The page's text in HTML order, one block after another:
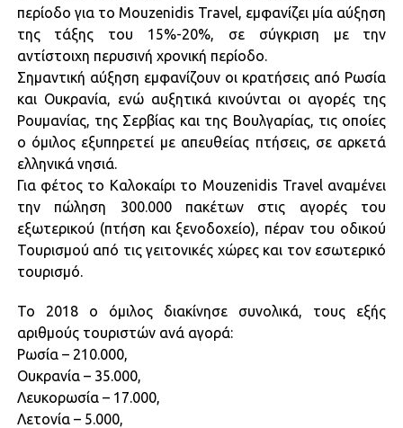
περίοδο για το Mouzenidis Travel, εμφανίζει μία αύξηση
της τάξης του 15%-20%, σε σύγκριση με την
αντίστοιχη περυσινή χρονική περίοδο.
Σημαντική αύξηση εμφανίζουν οι κρατήσεις από Ρωσία
και Ουκρανία, ενώ αυξητικά κινούνται οι αγορές της
Ρουμανίας, της Σερβίας και της Βουλγαρίας, τις οποίες
ο όμιλος εξυπηρετεί με απευθείας πτήσεις, σε αρκετά
ελληνικά νησιά.
Για φέτος το Καλοκαίρι το Mouzenidis Travel αναμένει
την πώληση 300.000 πακέτων στις αγορές του
εξωτερικού (πτήση και ξενοδοχείο), πέραν του οδικού
Τουρισμού από τις γειτονικές χώρες και τον εσωτερικό
τουρισμό.
Το 2018 ο όμιλος διακίνησε συνολικά, τους εξής
αριθμούς τουριστών ανά αγορά:
Ρωσία – 210.000,
Ουκρανία – 35.000,
Λευκορωσία – 17.000,
Λετονία – 5.000,